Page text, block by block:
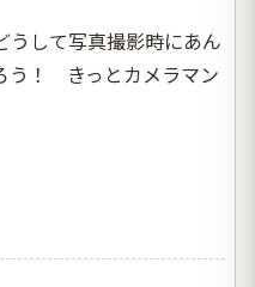
うして写真撮影時にあん
う！ きっとカメラマン